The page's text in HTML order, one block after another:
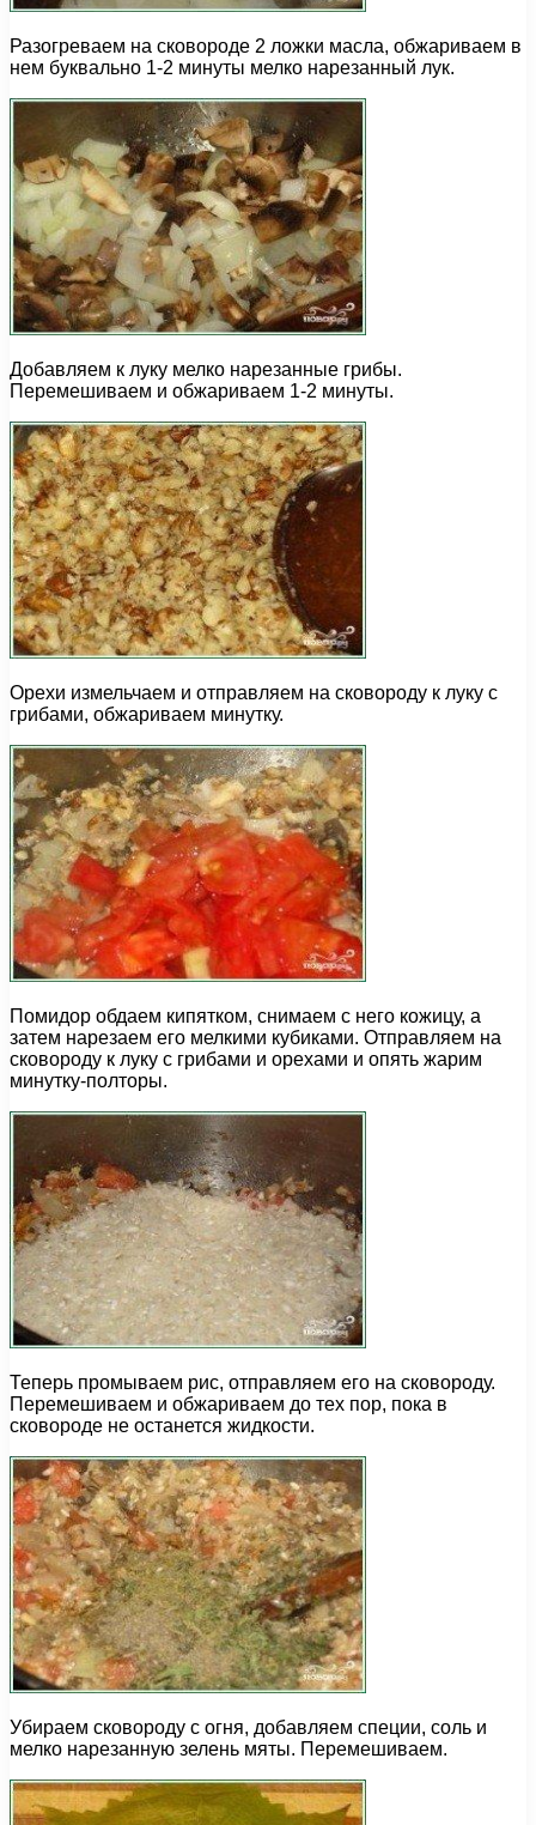
Разогреваем на сковороде 2 ложки масла, обжариваем в
нем буквально 1-2 минуты мелко нарезанный лук.
Добавляем к луку мелко нарезанные грибы.
Перемешиваем и обжариваем 1-2 минуты.
Орехи измельчаем и отправляем на сковороду к луку с
грибами, обжариваем минутку.
Помидор обдаем кипятком, снимаем с него кожицу, а
затем нарезаем его мелкими кубиками. Отправляем на
сковороду к луку с грибами и орехами и опять жарим
минутку-полторы.
Теперь промываем рис, отправляем его на сковороду.
Перемешиваем и обжариваем до тех пор, пока в
сковороде не останется жидкости.
Убираем сковороду с огня, добавляем специи, соль и
мелко нарезанную зелень мяты. Перемешиваем.